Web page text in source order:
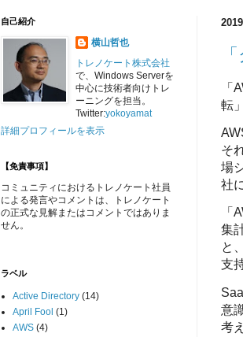
「
転
そ
場
社
「
集
と
支
意
考
自己紹介
横山哲也
トレノケート株式会社
で、Windows Serverを
中心に技術者向けトレ
ーニングを担当。
Twitter:yokoyamat
詳細プロフィールを表示
【免責事項】
コミュニティにおけるトレノケート社員
による発言やコメントは、トレノケート
の正式な見解またはコメントではありま
せん。
ラベル
Active Directory (14)
April Fool (1)
AWS (4)